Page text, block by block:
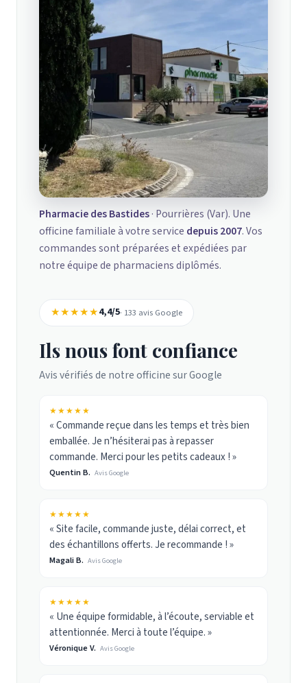
Pharmacie des Bastides· Pourrières (Var). Une
officine familiale à votre service depuis 2007. Vos
commandes sont préparées et expédiées par
notre équipe de pharmaciens diplômés.
★★★★★4,4/5· 133 avis Google
Ils nous font confiance
Avis vérifiés de notre officine sur Google
★★★★★
« Commande reçue dans les temps et très bien
emballée. Je n’hésiterai pas à repasser
commande. Merci pour les petits cadeaux ! »
Quentin B. Avis Google
★★★★★
« Site facile, commande juste, délai correct, et
des échantillons offerts. Je recommande ! »
Magali B. Avis Google
★★★★★
« Une équipe formidable, à l’écoute, serviable et
attentionnée. Merci à toute l’équipe. »
Véronique V. Avis Google